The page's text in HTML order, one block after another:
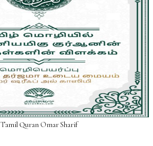
Tamil Quran Omar Sharif